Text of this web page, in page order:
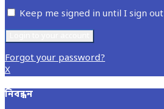
Keep me signed in until I sign out
Forgot your password?
X
নিবন্ধন